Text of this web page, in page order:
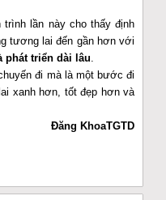
trình lần này cho thấy định
tương lai đến gần hơn với
phát triển dài lâu.
đi mà là một bước đi
xanh hơn, tốt đẹp hơn và
Đăng KhoaTGTD